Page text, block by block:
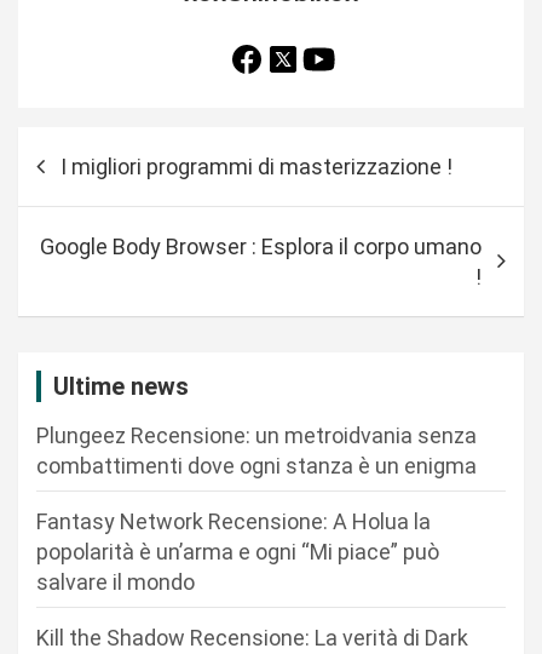
I migliori programmi di masterizzazione !
Google Body Browser : Esplora il corpo umano
!
Ultime news
Plungeez Recensione: un metroidvania senza
combattimenti dove ogni stanza è un enigma
Fantasy Network Recensione: A Holua la
popolarità è un’arma e ogni “Mi piace” può
salvare il mondo
Kill the Shadow Recensione: La verità di Dark